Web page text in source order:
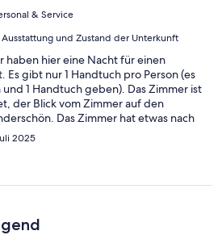
& Service
und Zustand der Unterkunft
haben hier eine Nacht für einen
gibt nur 1 Handtuch pro Person (es
1 Handtuch geben). Das Zimmer ist
der Blick vom Zimmer auf den
Das Zimmer hat etwas nach
& war sehr warm (Klimaanlage
2025